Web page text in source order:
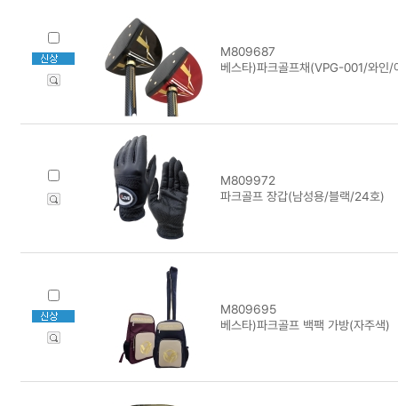
M809687
베스타)파크골프채(VPG-001/와인
M809972
파크골프 장갑(남성용/블랙/24호)
M809695
베스타)파크골프 백팩 가방(자주색)